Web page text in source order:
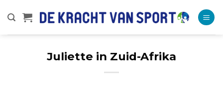
naar
Juliette in Zuid-Afrika